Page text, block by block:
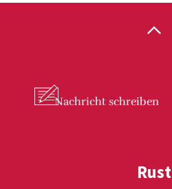
Nachricht schreiben
Rust